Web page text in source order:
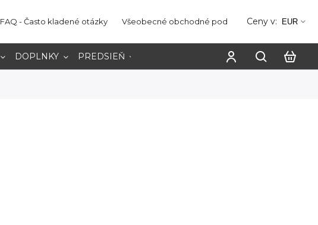
FAQ - Často kladené otázky Všeobecné obchodné podmienky Ochrana
Ceny v: EUR
DOPLNKY PREDSIEŇ